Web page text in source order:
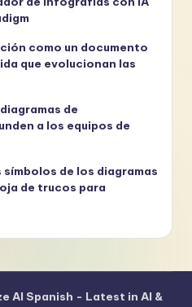
como un documento
que evolucionan las
de
a los equipos de
de los diagramas
de trucos para
AI Spanish - Latest in AI &